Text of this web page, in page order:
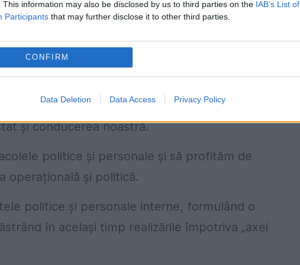
This information may also be disclosed by us to third parties on the IAB’s List of
Participants that may further disclose it to other third parties.
CONFIRM
Data Deletion Data Access Privacy Policy
securitate cu un efect comparabil cu
într-un film de la Hollywood, o magie cu
ci să privim realizările recente împotriva
și conducerea noastră.
politice și personale și să profităm de
operațională și politică.
politice și personale interne, formulând o
în același timp realizările împotriva „axei